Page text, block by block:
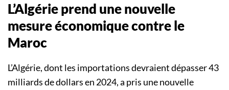
L’Algérie prend une nouvelle
mesure économique contre le
Maroc
L’Algérie, dont les importations devraient dépasser 43
milliards de dollars en 2024, a pris une nouvelle